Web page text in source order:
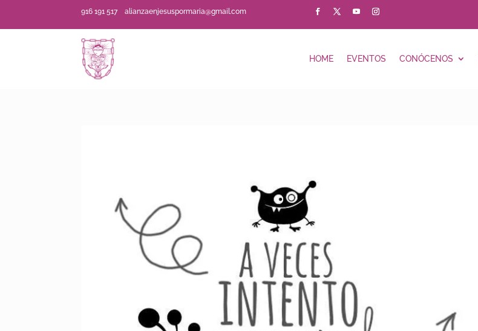
916 191 517alianzaenjesuspormaria@gmail.com
HOME EVENTOS CONÓCENOS